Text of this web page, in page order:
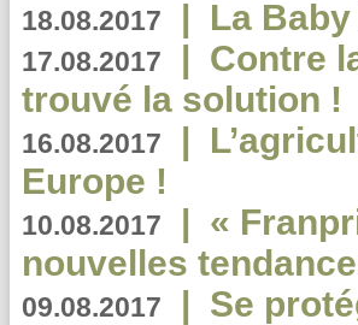
18.08.2017 | La
17.08.2017 | Contre
trouvé la solution !
16.08.2017 |
Europe !
10.08.2017 | «
nouvelles
09.08.2017 | Se